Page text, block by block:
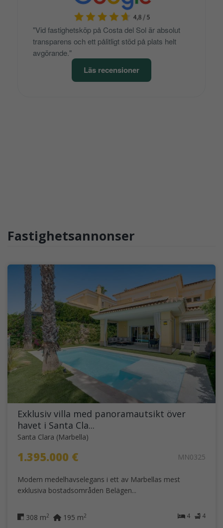
"Vid fastighetsköp på Costa del Sol är absolut
transparens och ett pålitligt stöd på plats helt
avgörande."
Läs recensioner
Fastighetsannonser
Exklusiv villa med panoramautsikt över
havet i Santa Cla...
Santa Clara (Marbella)
1.395.000 € MN0325
Modern medelhavselegans i ett av Marbellas mest
exklusiva bostadsområden Belägen...
4 4
308 m2 195 m2